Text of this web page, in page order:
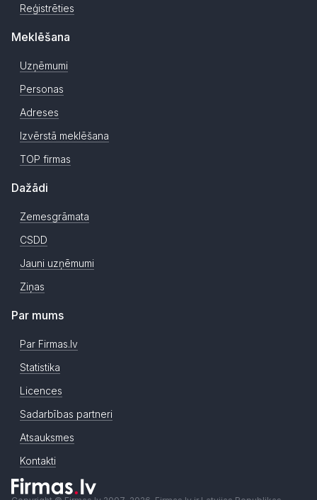
Reģistrēties
Meklēšana
Uzņēmumi
Personas
Adreses
Izvērstā meklēšana
TOP firmas
Dažādi
Zemesgrāmata
CSDD
Jauni uzņēmumi
Ziņas
Par mums
Par Firmas.lv
Statistika
Licences
Sadarbības partneri
Atsauksmes
Kontakti